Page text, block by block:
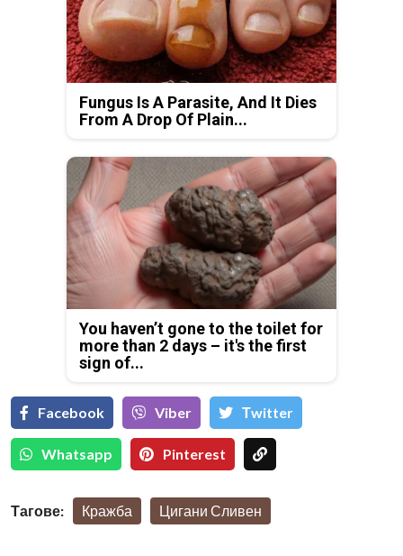
Fungus Is A Parasite, And It Dies
From A Drop Of Plain...
You haven’t gone to the toilet for
more than 2 days – it's the first
sign of...
Facebook Viber Тwitter
Whatsapp Pinterest
Тагове: Кражба Цигани Сливен